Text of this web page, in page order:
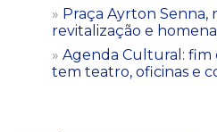
Praça Ayrton Senna,
revitalização e
Agenda Cultural: fim
tem teatro, oficinas e